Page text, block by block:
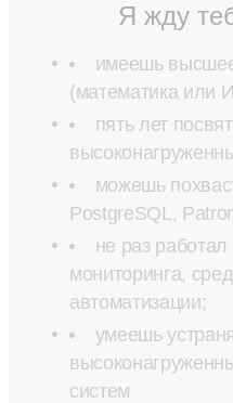
Я жду
имеешь
(математика или
пять лет
можешь
PostgreSQL,
не раз
мониторинга,
автоматизации;
умеешь
систем